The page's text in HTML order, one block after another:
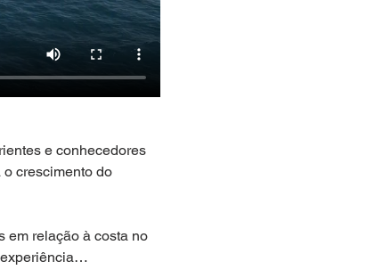
e conhecedores
crescimento do
em relação à costa no
experiência…